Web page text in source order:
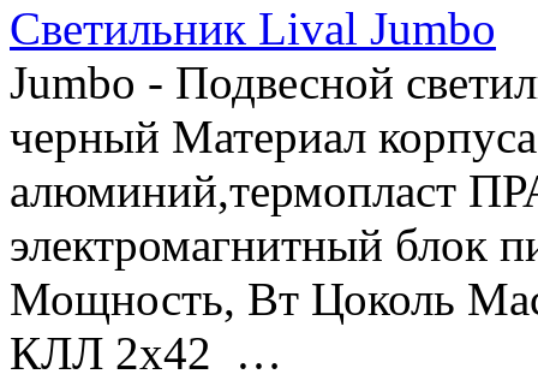
Светильник Lival Jumbo
Jumbo - Подвесной
черный Материал
алюминий,термопласт
электромагнитный блок
Мощность, Вт Цоколь
КЛЛ 2х42 …